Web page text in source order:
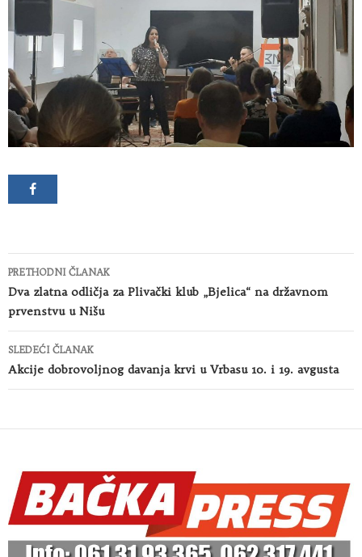
Kretanje
članaka
PRETHODNI ČLANAK
Dva zlatna odličja za Plivački klub „Bjelica“ na državnom
prvenstvu u Nišu
SLEDEĆI ČLANAK
Akcije dobrovoljnog davanja krvi u Vrbasu 10. i 19. avgusta